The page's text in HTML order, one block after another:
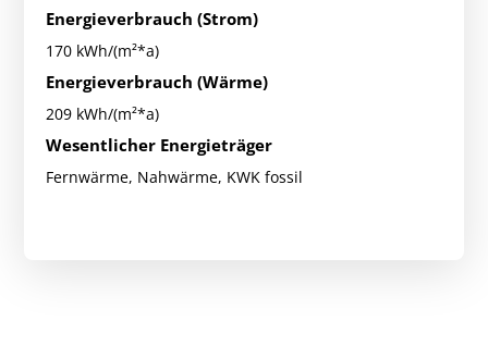
Energieverbrauch (Strom)
170 kWh/(m²*a)
Energieverbrauch (Wärme)
209 kWh/(m²*a)
Wesentlicher Energieträger
Fernwärme, Nahwärme, KWK fossil